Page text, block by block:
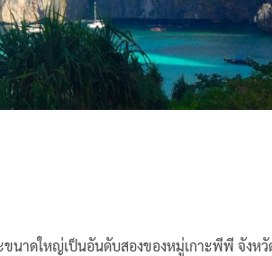
ขนาดใหญ่เป็นอันดับสองของหมู่เกาะพีพี จังหวั